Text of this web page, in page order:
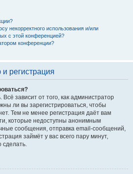
некорректного использования и/или
с этой конференцией?
конференции?
регистрация
зависит от того, как администратор
ли вы зарегистрироваться, чтобы
Тем не менее регистрация даёт вам
которые недоступны анонимным
сообщения, отправка email-сообщений,
займёт у вас всего пару минут,
сделать.